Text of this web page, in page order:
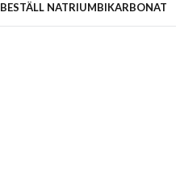
BESTÄLL NATRIUMBIKARBONAT